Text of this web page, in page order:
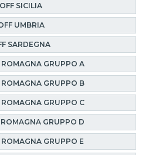
SICILIA
UMBRIA
SARDEGNA
ROMAGNA GRUPPO A
ROMAGNA GRUPPO B
ROMAGNA GRUPPO C
GRUPPO D
ROMAGNA GRUPPO E